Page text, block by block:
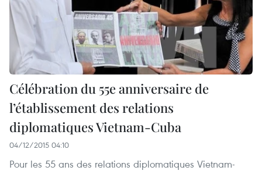
Célébration du 55e anniversaire de
l’établissement des relations
diplomatiques Vietnam-Cuba
04/12/2015 04:10
Pour les 55 ans des relations diplomatiques Vietnam-